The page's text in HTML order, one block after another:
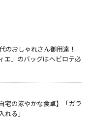
のおしゃれさん御用達！
エ」のバッグはヘビロテ必
宅の涼やかな食卓】「ガラ
る」